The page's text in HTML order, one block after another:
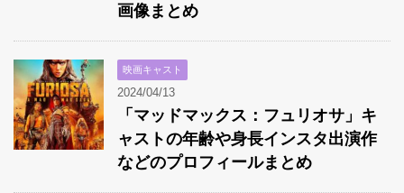
画像まとめ
映画キャスト
2024/04/13
「マッドマックス：フュリオサ」キ
ャストの年齢や身長インスタ出演作
などのプロフィールまとめ